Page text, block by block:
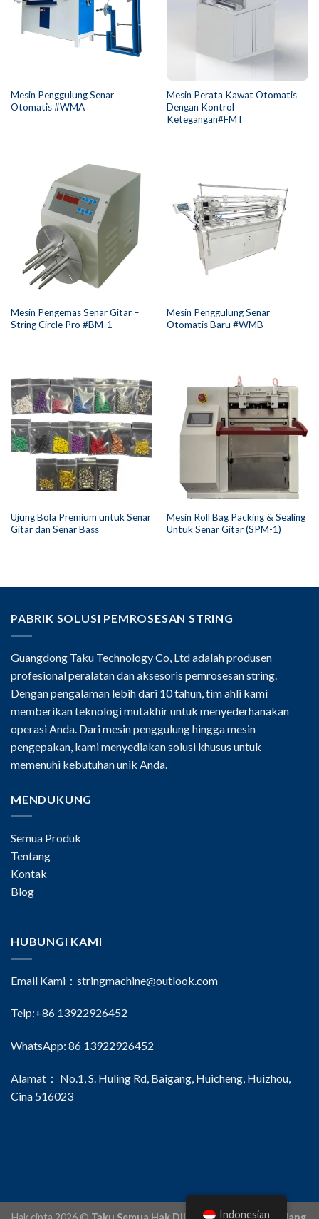
Mesin Penggulung Senar
Otomatis #WMA
Mesin Perata Kawat Otomatis
Dengan Kontrol
Ketegangan#FMT
Mesin Pengemas Senar Gitar –
String Circle Pro #BM-1
Mesin Penggulung Senar
Otomatis Baru #WMB
Ujung Bola Premium untuk Senar
Gitar dan Senar Bass
Mesin Roll Bag Packing & Sealing
Untuk Senar Gitar (SPM-1)
PABRIK SOLUSI PEMROSESAN STRING
Guangdong Taku Technology Co, Ltd adalah produsen
profesional peralatan dan aksesoris pemrosesan string.
Dengan pengalaman lebih dari 10 tahun, tim ahli kami
memberikan teknologi mutakhir untuk menyederhanakan
operasi Anda. Dari mesin penggulung hingga mesin
pengepakan, kami menyediakan solusi khusus untuk
memenuhi kebutuhan unik Anda.
MENDUKUNG
Semua Produk
Tentang
Kontak
Blog
HUBUNGI KAMI
Email Kami： stringmachine@outlook.com
Telp:+86 13922926452
WhatsApp: 86 13922926452
Alamat： No.1, S. Huling Rd, Baigang, Huicheng, Huizhou,
Cina 516023
Indonesian